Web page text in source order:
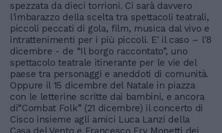
spezzata da dieci torrioni. Ci sarà davvero
l'imbarazzo della scelta tra spettacoli teatrali,
piccoli peccati di gola, film, musica dal vivo e
intrattenimenti per i più piccoli. E' il caso – l'8
dicembre - de “Il borgo raccontato”, uno
spettacolo teatrale itinerante per le vie del
paese tra personaggi e aneddoti di comunità.
Oppure il 15 dicembre del Natale in piazza
con le letterine scritte dai bambini, e ancora
di“Combat Folk” (21 dicembre) il concerto di
Cisco insieme agli amici Luca Lanzi della